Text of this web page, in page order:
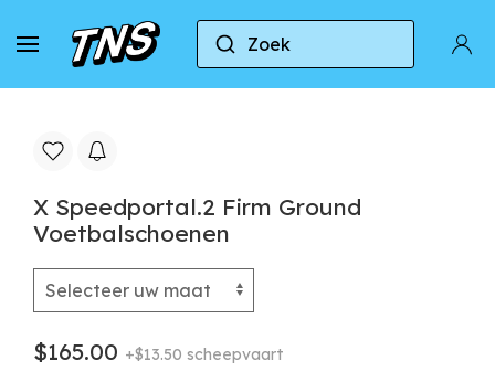
Zoek
Naar huis X Speedportal.2 Firm Ground
X Speedportal.2 Firm Ground
Voetbalschoenen
$165.00 +$13.50 scheepvaart